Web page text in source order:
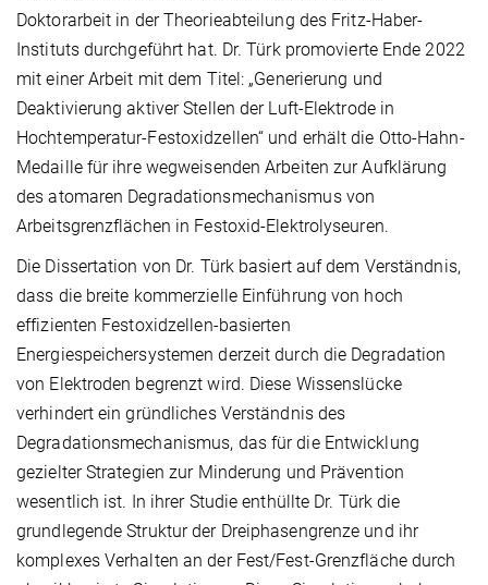
Doktorarbeit in der Theorieabteilung des Fritz-Haber-
Instituts durchgeführt hat. Dr. Türk promovierte Ende 2022
mit einer Arbeit mit dem Titel: „Generierung und
Deaktivierung aktiver Stellen der Luft-Elektrode in
Hochtemperatur-Festoxidzellen“ und erhält die Otto-Hahn-
Medaille für ihre wegweisenden Arbeiten zur Aufklärung
des atomaren Degradationsmechanismus von
Arbeitsgrenzflächen in Festoxid-Elektrolyseuren.
Die Dissertation von Dr. Türk basiert auf dem Verständnis,
dass die breite kommerzielle Einführung von hoch
effizienten Festoxidzellen-basierten
Energiespeichersystemen derzeit durch die Degradation
von Elektroden begrenzt wird. Diese Wissenslücke
verhindert ein gründliches Verständnis des
Degradationsmechanismus, das für die Entwicklung
gezielter Strategien zur Minderung und Prävention
wesentlich ist. In ihrer Studie enthüllte Dr. Türk die
grundlegende Struktur der Dreiphasengrenze und ihr
komplexes Verhalten an der Fest/Fest-Grenzfläche durch